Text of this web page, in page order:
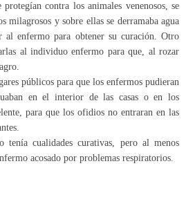
protegían contra los animales venenosos, se
milagrosos y sobre ellas se derramaba agua
al enfermo para obtener su curación. Otro
al individuo enfermo para que, al rozar
públicos para que los enfermos pudieran
en el interior de las casas o en los
para que los ofidios no entraran en las
tenía cualidades curativas, pero al menos
acosado por problemas respiratorios.